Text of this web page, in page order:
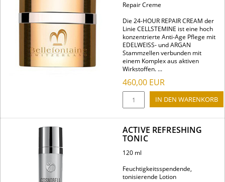
Repair Creme
Die 24-HOUR REPAIR CREAM der
Linie CELLSTEMINE ist eine hoch
konzentrierte Anti-Age Pflege mit
EDELWEISS- und ARGAN
Stammzellen verbunden mit
einem Komplex aus aktiven
Wirkstoffen. ...
460,00 EUR
ACTIVE REFRESHING
TONIC
120 ml
Feuchtigkeitsspendende,
tonisierende Lotion